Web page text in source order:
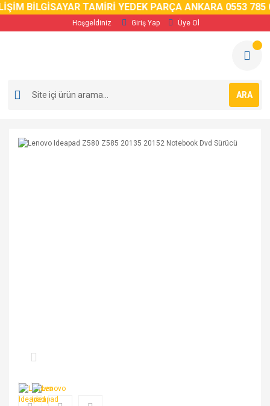
BİLGİSAYAR TAMİRİ YEDEK PARÇA ANKARA 0553 785
Hoşgeldiniz Giriş Yap Üye Ol
ARA